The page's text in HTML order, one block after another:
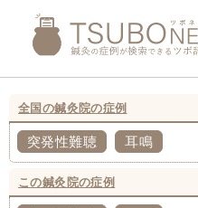
全国の鍼灸院の症例
突発性難聴 耳鳴
この鍼灸院の症例